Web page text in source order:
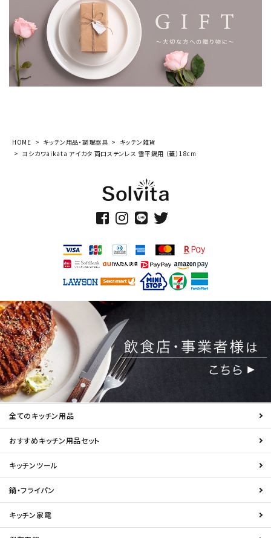
HOME キッチン用品・調理器具
キッチン雑貨
ヨシカワaikata アイカタ 両口ステンレス 雪平鍋用 （蓋）18cm
全てのキッチン用品
おすすめキッチン用品セット
キッチンツール
鍋・フライパン
キッチン家電